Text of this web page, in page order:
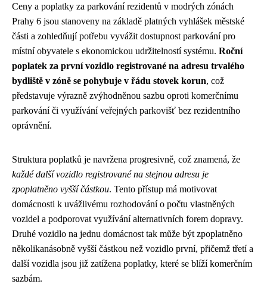
Ceny a poplatky za parkování rezidentů v modrých zónách
Prahy 6 jsou stanoveny na základě platných vyhlášek městské
části a zohledňují potřebu vyvážit dostupnost parkování pro
místní obyvatele s ekonomickou udržitelností systému. Roční
poplatek za první vozidlo registrované na adresu trvalého
bydliště v zóně se pohybuje v řádu stovek korun, což
představuje výrazně zvýhodněnou sazbu oproti komerčnímu
parkování či využívání veřejných parkovišť bez rezidentního
oprávnění.
Struktura poplatků je navržena progresivně, což znamená, že
každé další vozidlo registrované na stejnou adresu je
zpoplatněno vyšší částkou. Tento přístup má motivovat
domácnosti k uvážlivému rozhodování o počtu vlastněných
vozidel a podporovat využívání alternativních forem dopravy.
Druhé vozidlo na jednu domácnost tak může být zpoplatněno
několikanásobně vyšší částkou než vozidlo první, přičemž třetí a
další vozidla jsou již zatížena poplatky, které se blíží komerčním
sazbám.